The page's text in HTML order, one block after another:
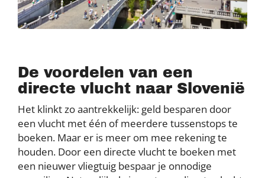
De voordelen van een
directe vlucht naar Slovenië
Het klinkt zo aantrekkelijk: geld besparen door
een vlucht met één of meerdere tussenstops te
boeken. Maar er is meer om mee rekening te
houden. Door een directe vlucht te boeken met
een nieuwer vliegtuig bespaar je onnodige